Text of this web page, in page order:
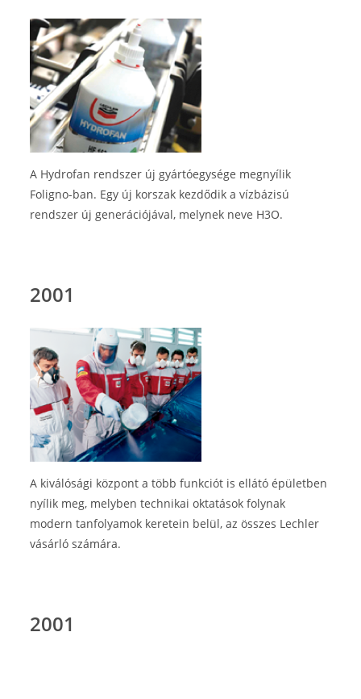
A Hydrofan rendszer új gyártóegysége megnyílik
Foligno-ban. Egy új korszak kezdődik a vízbázisú
rendszer új generációjával, melynek neve H3O.
2001
A kiválósági központ a több funkciót is ellátó épületben
nyílik meg, melyben technikai oktatások folynak
modern tanfolyamok keretein belül, az összes Lechler
vásárló számára.
2001